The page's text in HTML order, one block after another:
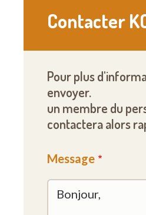
Contacter
Pour plus
envoyer.
un membre du
contactera alors
Message